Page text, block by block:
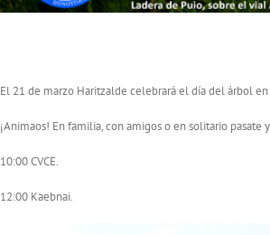
El 21 de marzo Haritzalde celebrará el día del árbol en
¡Animaos! En familia, con amigos o en solitario pasate
10:00 CVCE.
12:00 Kaebnai.